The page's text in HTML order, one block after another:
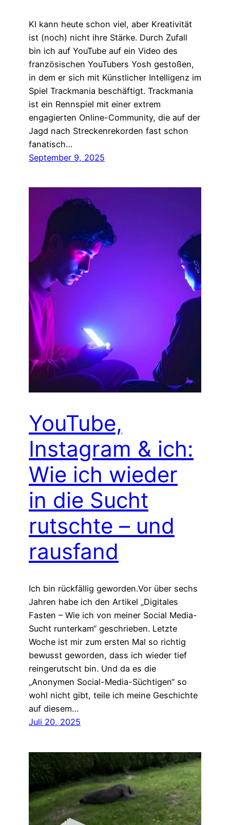
KI kann heute schon viel, aber Kreativität
ist (noch) nicht ihre Stärke. Durch Zufall
bin ich auf YouTube auf ein Video des
französischen YouTubers Yosh gestoßen,
in dem er sich mit Künstlicher Intelligenz im
Spiel Trackmania beschäftigt. Trackmania
ist ein Rennspiel mit einer extrem
engagierten Online-Community, die auf der
Jagd nach Streckenrekorden fast schon
fanatisch…
September 9, 2025
YouTube,
Instagram & ich:
Wie ich wieder
in die Sucht
rutschte – und
rausfand
Ich bin rückfällig geworden.Vor über sechs
Jahren habe ich den Artikel „Digitales
Fasten – Wie ich von meiner Social Media-
Sucht runterkam“ geschrieben. Letzte
Woche ist mir zum ersten Mal so richtig
bewusst geworden, dass ich wieder tief
reingerutscht bin. Und da es die
„Anonymen Social-Media-Süchtigen“ so
wohl nicht gibt, teile ich meine Geschichte
auf diesem…
Juli 20, 2025